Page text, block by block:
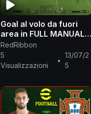
Goal al volo da fuori
area in FULL MANUAL -
eFootball 2025
RedRibbon
5
Visualizzazioni
•
13/07/2
5